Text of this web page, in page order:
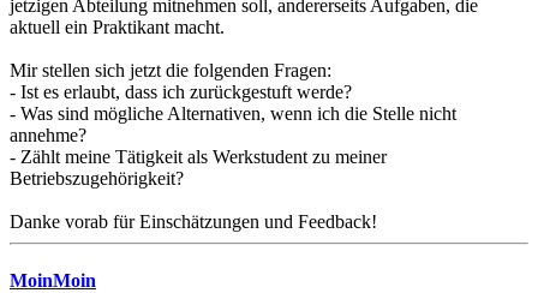
jetzigen Abteilung mitnehmen soll, andererseits Aufgaben, die
aktuell ein Praktikant macht.
Mir stellen sich jetzt die folgenden Fragen:
- Ist es erlaubt, dass ich zurückgestuft werde?
- Was sind mögliche Alternativen, wenn ich die Stelle nicht
annehme?
- Zählt meine Tätigkeit als Werkstudent zu meiner
Betriebszugehörigkeit?
Danke vorab für Einschätzungen und Feedback!
MoinMoin